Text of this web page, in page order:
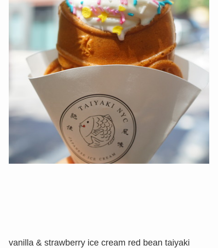
vanilla & strawberry ice cream red bean taiyaki